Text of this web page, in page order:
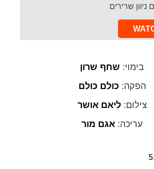
שרירים
בימוי: שחף שרון
הפקה: כולם כולם
צילום:ליאם אושר
עריכה: אגם מור